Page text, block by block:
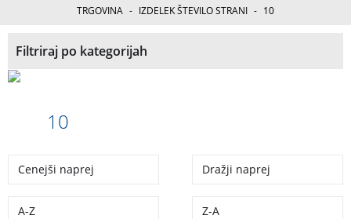
TRGOVINA - IZDELEK ŠTEVILO STRANI - 10
Filtriraj po kategorijah
10
Cenejši naprej Dražji naprej
A-Z Z-A